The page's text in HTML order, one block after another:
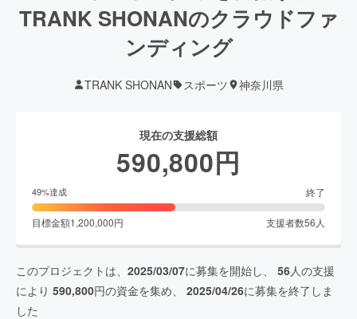
TRANK SHONANのクラウドファ
ンディング
TRANK SHONAN スポーツ 神奈川県
現在の支援総額
590,800円
49%達成 終了
目標金額1,200,000円 支援者数56 人
このプロジェクトは、 2025/03/07に募集を開始し、 56人の支援
により 590,800円の資金を集め、 2025/04/26に募集を終了しま
した